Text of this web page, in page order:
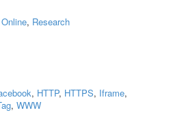
Online, Research
, HTTP, HTTPS, Iframe,
, WWW